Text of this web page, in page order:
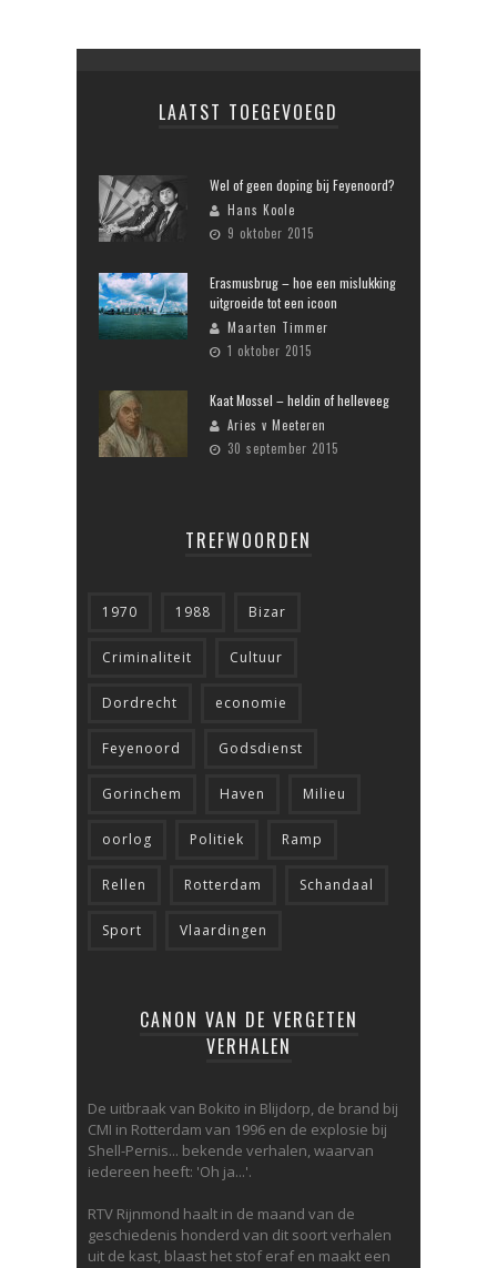
LAATST TOEGEVOEGD
Wel of geen doping bij Feyenoord?
Hans Koole
9 oktober 2015
Erasmusbrug – hoe een mislukking
uitgroeide tot een icoon
Maarten Timmer
1 oktober 2015
Kaat Mossel – heldin of helleveeg
Aries v Meeteren
30 september 2015
TREFWOORDEN
1970 1988 Bizar
Criminaliteit Cultuur
Dordrecht economie
Feyenoord Godsdienst
Gorinchem Haven Milieu
oorlog Politiek Ramp
Rellen Rotterdam Schandaal
Sport Vlaardingen
CANON VAN DE VERGETEN
VERHALEN
De uitbraak van Bokito in Blijdorp, de brand bij
CMI in Rotterdam van 1996 en de explosie bij
Shell-Pernis... bekende verhalen, waarvan
iedereen heeft: 'Oh ja...'.
RTV Rijnmond haalt in de maand van de
geschiedenis honderd van dit soort verhalen
uit de kast, blaast het stof eraf en maakt een